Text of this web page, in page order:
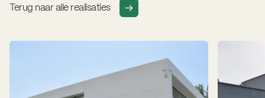
Terug naar alle realisaties